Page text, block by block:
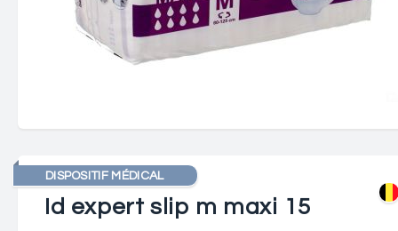
DISPOSITIF MÉDICAL
Id expert slip m maxi 15